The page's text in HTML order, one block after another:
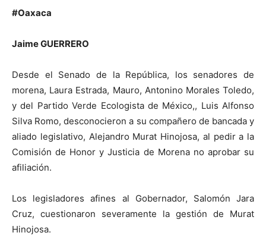
#Oaxaca
Jaime GUERRERO
Desde el Senado de la República, los senadores de
morena, Laura Estrada, Mauro, Antonino Morales Toledo,
y del Partido Verde Ecologista de México,, Luis Alfonso
Silva Romo, desconocieron a su compañero de bancada y
aliado legislativo, Alejandro Murat Hinojosa, al pedir a la
Comisión de Honor y Justicia de Morena no aprobar su
afiliación.
Los legisladores afines al Gobernador, Salomón Jara
Cruz, cuestionaron severamente la gestión de Murat
Hinojosa.